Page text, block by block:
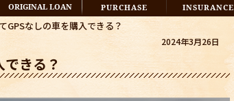
ORIGINAL LOAN PURCHASE INSURANCE
GPSなしの車を購入できる？
2024年3月26日
きる？